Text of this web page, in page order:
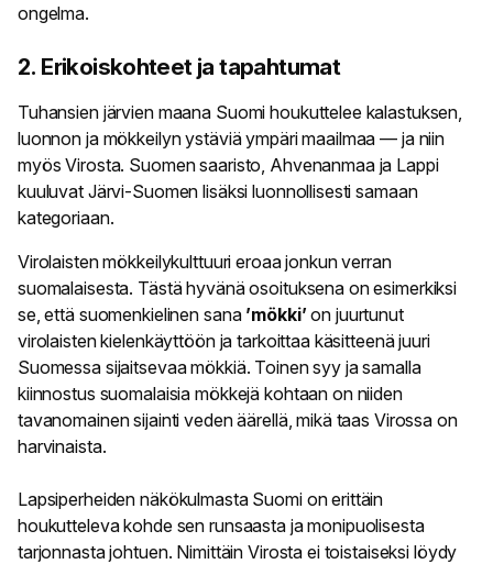
ongelma.
2. Erikoiskohteet ja tapahtumat
Tuhansien järvien maana Suomi houkuttelee kalastuksen,
luonnon ja mökkeilyn ystäviä ympäri maailmaa — ja niin
myös Virosta. Suomen saaristo, Ahvenanmaa ja Lappi
kuuluvat Järvi-Suomen lisäksi luonnollisesti samaan
kategoriaan.
Virolaisten mökkeilykulttuuri eroaa jonkun verran
suomalaisesta. Tästä hyvänä osoituksena on esimerkiksi
se, että suomenkielinen sana ’mökki’ on juurtunut
virolaisten kielenkäyttöön ja tarkoittaa käsitteenä juuri
Suomessa sijaitsevaa mökkiä. Toinen syy ja samalla
kiinnostus suomalaisia mökkejä kohtaan on niiden
tavanomainen sijainti veden äärellä, mikä taas Virossa on
harvinaista.
Lapsiperheiden näkökulmasta Suomi on erittäin
houkutteleva kohde sen runsaasta ja monipuolisesta
tarjonnasta johtuen. Nimittäin Virosta ei toistaiseksi löydy